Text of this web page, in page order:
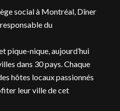
social à Montréal, Dîner
du
pique-nique, aujourd’hui
dans 30 pays. Chaque
hôtes locaux passionnés
leur ville de cet